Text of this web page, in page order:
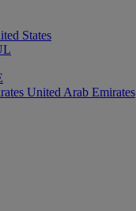
States
United Arab Emirates